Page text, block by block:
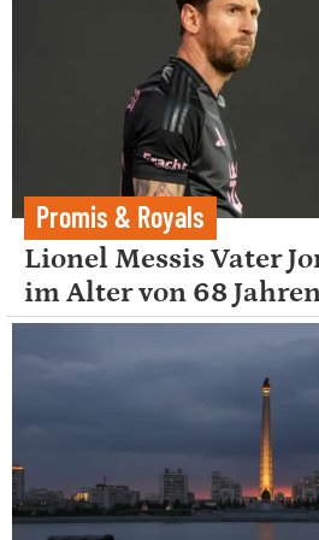
Promis & Royals
Lionel Messis Vater
im Alter von 68